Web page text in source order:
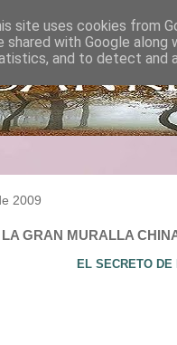
2009
GRAN MURALLA
EL SECRETO
site uses cookies from
shared with Google
and to detect and